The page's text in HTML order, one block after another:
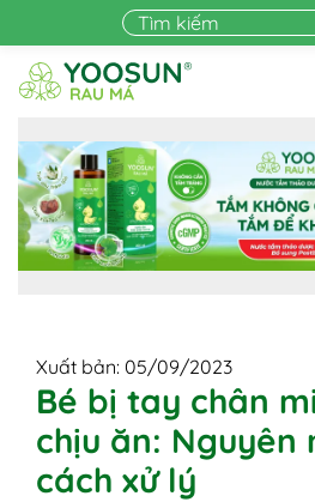
Skip to main content
Xuất bản: 05/09/2023
Bé bị tay chân
chịu ăn: Nguyên
cách xử lý